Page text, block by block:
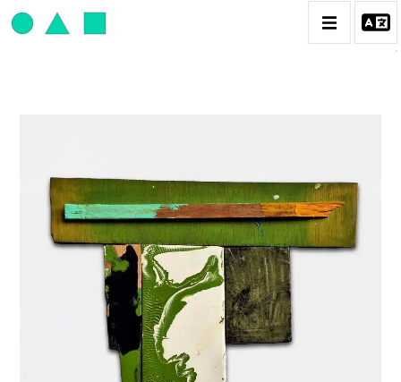
BIOGRAPHIE
CATALOGUE DES OEUVRES
OBJET / SIGNE
PEINTURE
SCULPTURE
CONTACT